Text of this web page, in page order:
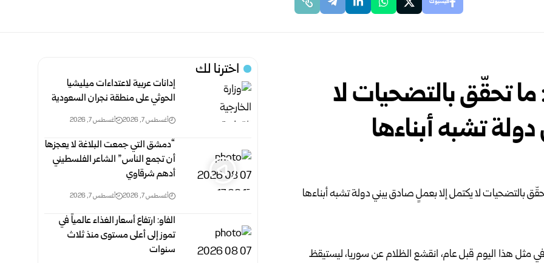
فيسبوك
تحقّق بالتضحيات لا
تشبه أبناءها
هذا اليوم قبل عام، انقشع الظلام عن سوريا، ليستيقظ
اخترنا لك
إدانات عربية لاعتداءات ميليشيا
الحوثي على منطقة نجران السعودية
أغسطس 7, 2026 أغسطس 7, 2026
“دمشق التي جمعت البلاغة لا يعجزها
أن تجمع الناس” الشاعر الفلسطيني
أدهم شرقاوي
أغسطس 7, 2026 أغسطس 7, 2026
الفاو: ارتفاع أسعار الغذاء عالمياً في
تموز إلى أعلى مستوى منذ ثلاث
‏سنوات